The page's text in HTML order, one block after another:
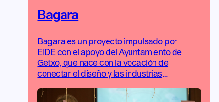
Bagara
Bagara es un proyecto impulsado por
EIDE con el apoyo del Ayuntamiento de
Getxo, que nace con la vocación de
conectar el diseño y las industrias
vida.